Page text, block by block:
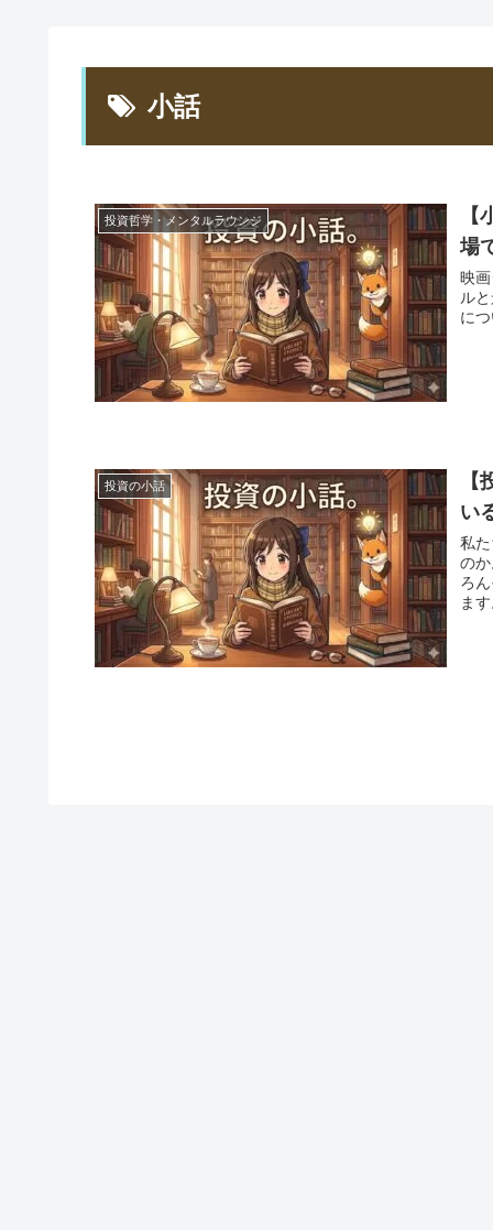
小話
投資哲学・メンタルラウンジ
場
映
ル
に
投資の小話
い
私
の
ろ
ま